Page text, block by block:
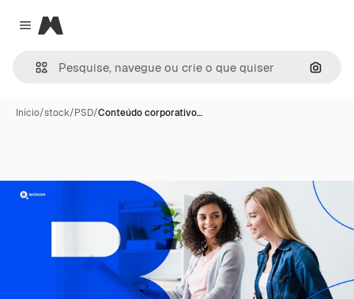
Close menu
Magnific
Início/stock/PSD/Conteúdo corporativo…